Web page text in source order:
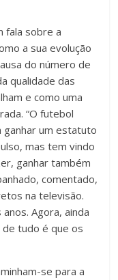
fala sobre a
a sua evolução
do número de
qualidade das
e como uma
“O futebol
um estatuto
mas tem vindo
ganhar também
comentado,
na televisão.
Agora, ainda
tudo é que os
se para a